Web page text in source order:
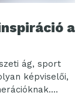
a
ág, sport
képviselői,